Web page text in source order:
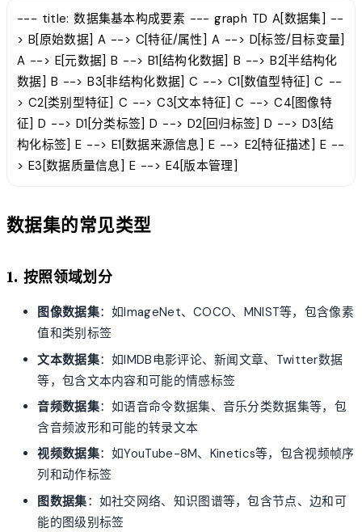
--- title: 数据集基本构成要素 --- graph TD A[数据集] --
> B[原始数据] A --> C[特征/属性] A --> D[标签/目标变量]
A --> E[元数据] B --> B1[结构化数据] B --> B2[半结构化
数据] B --> B3[非结构化数据] C --> C1[数值型特征] C --
> C2[类别型特征] C --> C3[文本特征] C --> C4[图像特
征] D --> D1[分类标签] D --> D2[回归标签] D --> D3[结
构化标签] E --> E1[数据来源信息] E --> E2[特征描述] E --
> E3[数据质量信息] E --> E4[版本管理]
数据集的常见类型
1. 按照领域划分
图像数据集：如ImageNet、COCO、MNIST等，包含像素
值和类别标签
文本数据集：如IMDB电影评论、新闻文章、Twitter数据
等，包含文本内容和可能的情感标签
音频数据集：如语音命令数据集、音乐分类数据集等，包
含音频波形和可能的转录文本
视频数据集：如YouTube-8M、Kinetics等，包含视频帧序
列和动作标签
图数据集：如社交网络、知识图谱等，包含节点、边和可
能的图级别标签